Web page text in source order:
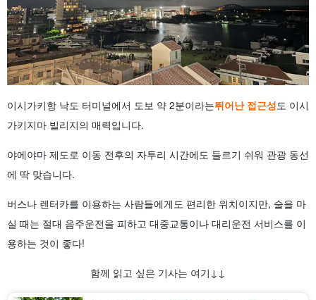
이시가키항 낙도 터미널에서 도보 약 2분이라는뛰어난 접근성도 이시
가키지마 빌리지의 매력입니다.
야에야마 제도로 이동 전후의 자투리 시간에도 들르기 쉬워 관광 동선
에 딱 맞습니다.
버스나 렌터카를 이용하는 사람들에게도 편리한 위치이지만, 술을 마
실 때는 절대 음주운전을 피하고 대중교통이나 대리운전 서비스를 이
용하는 것이 좋다!
함께 읽고 싶은 기사는 여기↓↓